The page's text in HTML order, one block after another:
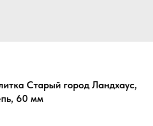
Старый город Ландхаус,
60 мм